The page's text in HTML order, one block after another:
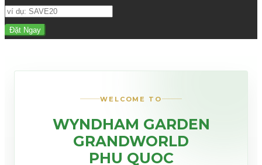
WELCOME TO
WYNDHAM GARDEN
GRANDWORLD
PHU QUOC